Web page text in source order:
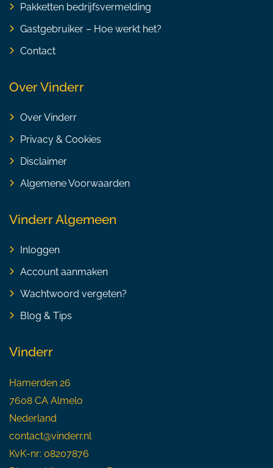
Pakketten bedrijfsvermelding
Gastgebruiker – Hoe werkt het?
Contact
Over Vinderr
Over Vinderr
Privacy & Cookies
Disclaimer
Algemene Voorwaarden
Vinderr Algemeen
Inloggen
Account aanmaken
Wachtwoord vergeten?
Blog & Tips
Vinderr
Hamerden 26
7608 CA Almelo
Nederland
contact@vinderr.nl
KvK-nr: 08207876